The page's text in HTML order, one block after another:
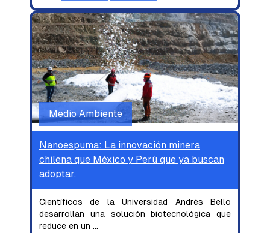
Medio Ambiente
Nanoespuma: La innovación minera
chilena que México y Perú que ya buscan
adoptar.
Científicos de la Universidad Andrés Bello
desarrollan una solución biotecnológica que
reduce en un ...